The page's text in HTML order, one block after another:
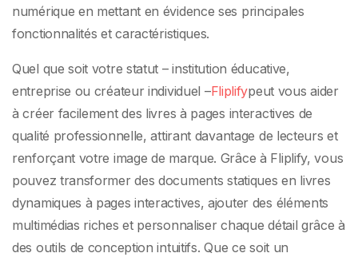
numérique en mettant en évidence ses principales
fonctionnalités et caractéristiques.
Quel que soit votre statut – institution éducative,
entreprise ou créateur individuel –Fliplifypeut vous aider
à créer facilement des livres à pages interactives de
qualité professionnelle, attirant davantage de lecteurs et
renforçant votre image de marque. Grâce à Fliplify, vous
pouvez transformer des documents statiques en livres
dynamiques à pages interactives, ajouter des éléments
multimédias riches et personnaliser chaque détail grâce à
des outils de conception intuitifs. Que ce soit un